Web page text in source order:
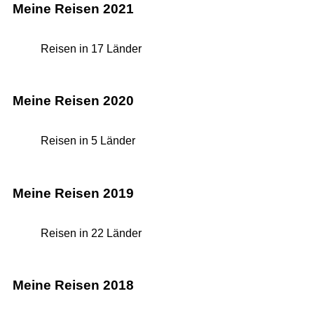
Meine Reisen 2021
Reisen in 17 Länder
Meine Reisen 2020
Reisen in 5 Länder
Meine Reisen 2019
Reisen in 22 Länder
Meine Reisen 2018